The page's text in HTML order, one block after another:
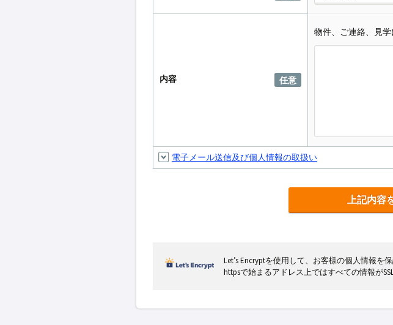
内容 任意
物件、ご連絡、見学
電子メール送信及び個人情報の取扱い
Let’s Encryptを使用して、お客様の個人情報を
httpsで始まるアドレス上ではすべての情報が